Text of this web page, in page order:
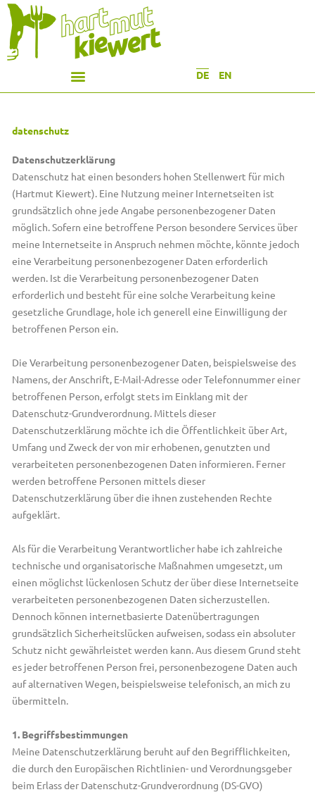
DE EN
datenschutz
Datenschutzerklärung
Datenschutz hat einen besonders hohen Stellenwert für mich
(Hartmut Kiewert). Eine Nutzung meiner Internetseiten ist
grundsätzlich ohne jede Angabe personenbezogener Daten
möglich. Sofern eine betroffene Person besondere Services über
meine Internetseite in Anspruch nehmen möchte, könnte jedoch
eine Verarbeitung personenbezogener Daten erforderlich
werden. Ist die Verarbeitung personenbezogener Daten
erforderlich und besteht für eine solche Verarbeitung keine
gesetzliche Grundlage, hole ich generell eine Einwilligung der
betroffenen Person ein.
Die Verarbeitung personenbezogener Daten, beispielsweise des
Namens, der Anschrift, E-Mail-Adresse oder Telefonnummer einer
betroffenen Person, erfolgt stets im Einklang mit der
Datenschutz-Grundverordnung. Mittels dieser
Datenschutzerklärung möchte ich die Öffentlichkeit über Art,
Umfang und Zweck der von mir erhobenen, genutzten und
verarbeiteten personenbezogenen Daten informieren. Ferner
werden betroffene Personen mittels dieser
Datenschutzerklärung über die ihnen zustehenden Rechte
aufgeklärt.
Als für die Verarbeitung Verantwortlicher habe ich zahlreiche
technische und organisatorische Maßnahmen umgesetzt, um
einen möglichst lückenlosen Schutz der über diese Internetseite
verarbeiteten personenbezogenen Daten sicherzustellen.
Dennoch können internetbasierte Datenübertragungen
grundsätzlich Sicherheitslücken aufweisen, sodass ein absoluter
Schutz nicht gewährleistet werden kann. Aus diesem Grund steht
es jeder betroffenen Person frei, personenbezogene Daten auch
auf alternativen Wegen, beispielsweise telefonisch, an mich zu
übermitteln.
1. Begriffsbestimmungen
Meine Datenschutzerklärung beruht auf den Begrifflichkeiten,
die durch den Europäischen Richtlinien- und Verordnungsgeber
beim Erlass der Datenschutz-Grundverordnung (DS-GVO)